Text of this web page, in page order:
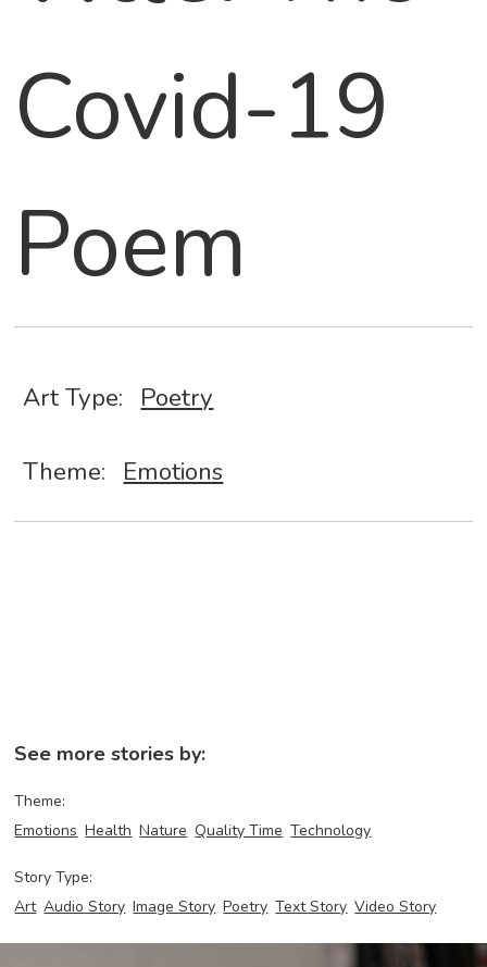
Covid-19
Poem
Art Type: Poetry
Theme: Emotions
See more stories by:
Theme:
Emotions Health Nature Quality Time Technology
Story Type:
Art Audio Story Image Story Poetry Text Story Video Story